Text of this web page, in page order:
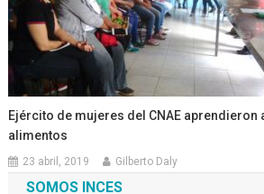
Ejército de mujeres del CNAE aprendieron
alimentos
23 abril, 2019 Gilberto Daly
SOMOS INCES